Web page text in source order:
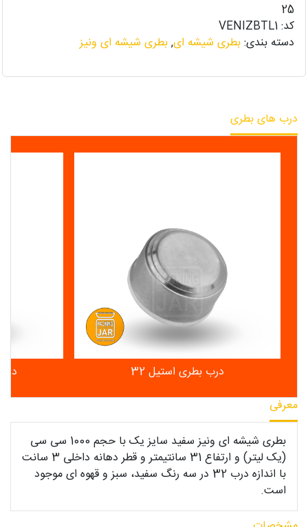
25
کد:
دسته بندی:بطری شیشه ای,بطری شیشه ای ونیز
درب های بطری
درب بطری استیل 32
معرفی
بطری شیشه ای ونیز سفید سایز یک با حجم 1000 سی سی
(یک لیتر) و ارتفاع 31 سانتیمتر و قطر دهانه داخلی 3 سانت
با اندازه درب 32 در سه رنگ سفید، سبز و قهوه ای موجود
است.